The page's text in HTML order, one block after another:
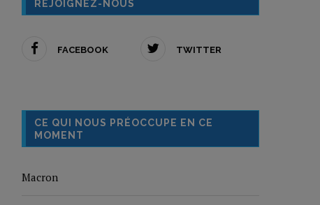
REJOIGNEZ-NOUS
FACEBOOK TWITTER
CE QUI NOUS PRÉOCCUPE EN CE
MOMENT
Macron